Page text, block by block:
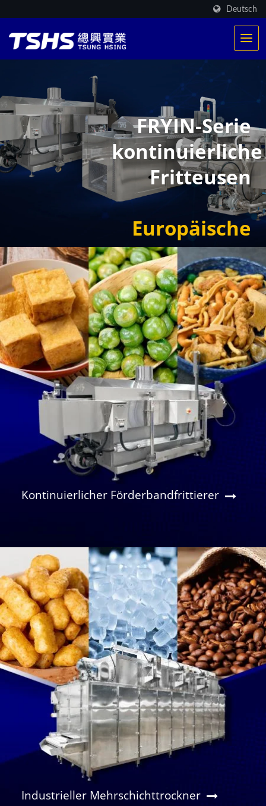
Deutsch
FRYIN-Serie
kontinuierliche
Fritteusen
Europäische
CE-Normen
Kontinuierlicher Förderbandfrittierer
Industrieller Mehrschichttrockner